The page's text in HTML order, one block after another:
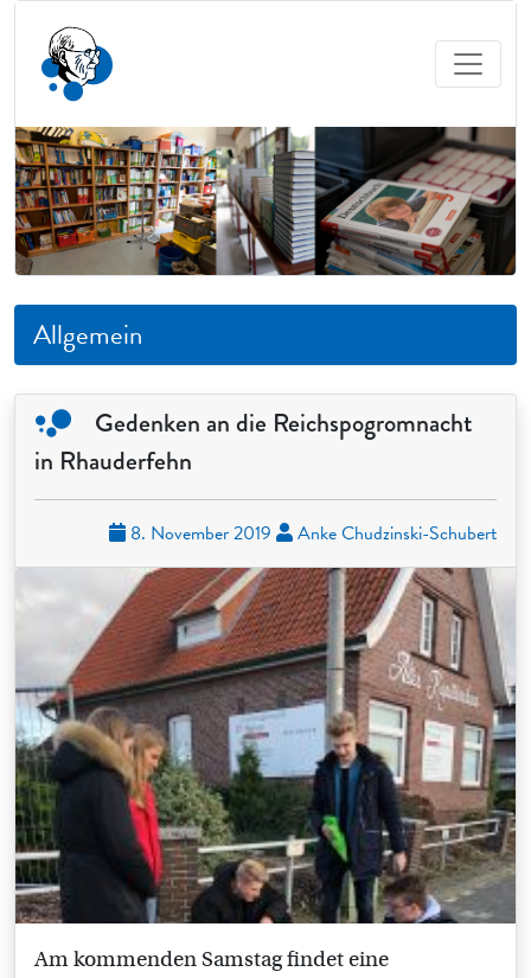
Allgemein
Gedenken an die Reichspogromnacht
in Rhauderfehn
8. November 2019 Anke Chudzinski-Schubert
Am kommenden Samstag findet eine